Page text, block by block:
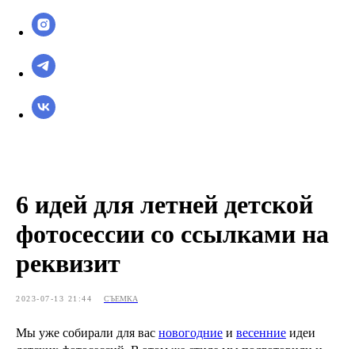
6 идей для летней детской
фотосессии со ссылками на
реквизит
2023-07-13 21:44 СЪЕМКА
Мы уже собирали для вас новогодние и весенние идеи